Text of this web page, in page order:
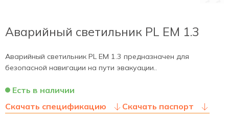
Аварийный светильник PL EM 1.3
Аварийный светильник PL EM 1.3 предназначен для
безопасной навигации на пути эвакуации..
Есть в наличии
Скачать спецификацию
Скачать паспорт